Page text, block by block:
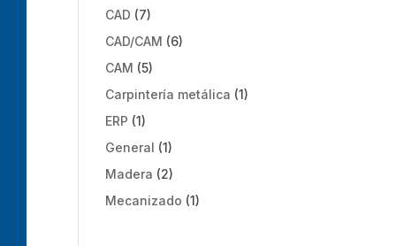
CAD (7)
CAD/CAM (6)
CAM (5)
Carpintería metálica (1)
ERP (1)
General (1)
Madera (2)
Mecanizado (1)